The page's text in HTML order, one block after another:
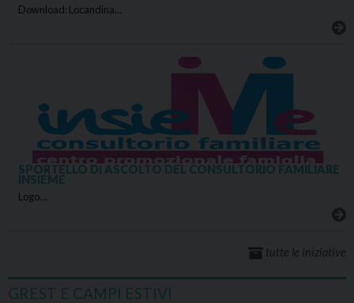
Download: Locandina…
SPORTELLO DI ASCOLTO DEL CONSULTORIO FAMILIARE
INSIEME
Logo…
tutte le iniziative
GREST E CAMPI ESTIVI